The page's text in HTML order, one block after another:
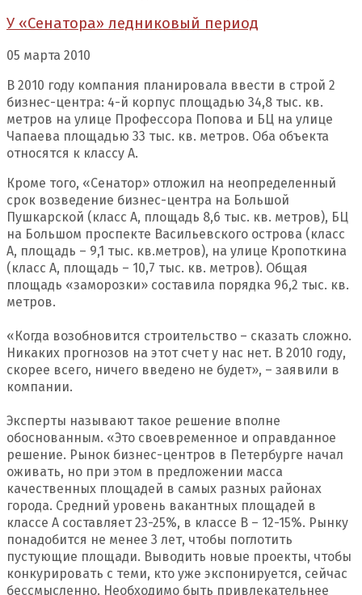
У «Сенатора» ледниковый период
05 марта 2010
В 2010 году компания планировала ввести в строй 2
бизнес-центра: 4-й корпус площадью 34,8 тыс. кв.
метров на улице Профессора Попова и БЦ на улице
Чапаева площадью 33 тыс. кв. метров. Оба объекта
относятся к классу А.
Кроме того, «Сенатор» отложил на неопределенный
срок возведение бизнес-центра на Большой
Пушкарской (класс А, площадь 8,6 тыс. кв. метров), БЦ
на Большом проспекте Васильевского острова (класс
А, площадь – 9,1 тыс. кв.метров), на улице Кропоткина
(класс А, площадь – 10,7 тыс. кв. метров). Общая
площадь «заморозки» составила порядка 96,2 тыс. кв.
метров.
«Когда возобновится строительство – сказать сложно.
Никаких прогнозов на этот счет у нас нет. В 2010 году,
скорее всего, ничего введено не будет», – заявили в
компании.
Эксперты называют такое решение вполне
обоснованным. «Это своевременное и оправданное
решение. Рынок бизнес-центров в Петербурге начал
оживать, но при этом в предложении масса
качественных площадей в самых разных районах
города. Средний уровень вакантных площадей в
классе А составляет 23-25%, в классе В – 12-15%. Рынку
понадобится не менее 3 лет, чтобы поглотить
пустующие площади. Выводить новые проекты, чтобы
конкурировать с теми, кто уже экспонируется, сейчас
бессмысленно. Необходимо быть привлекательнее